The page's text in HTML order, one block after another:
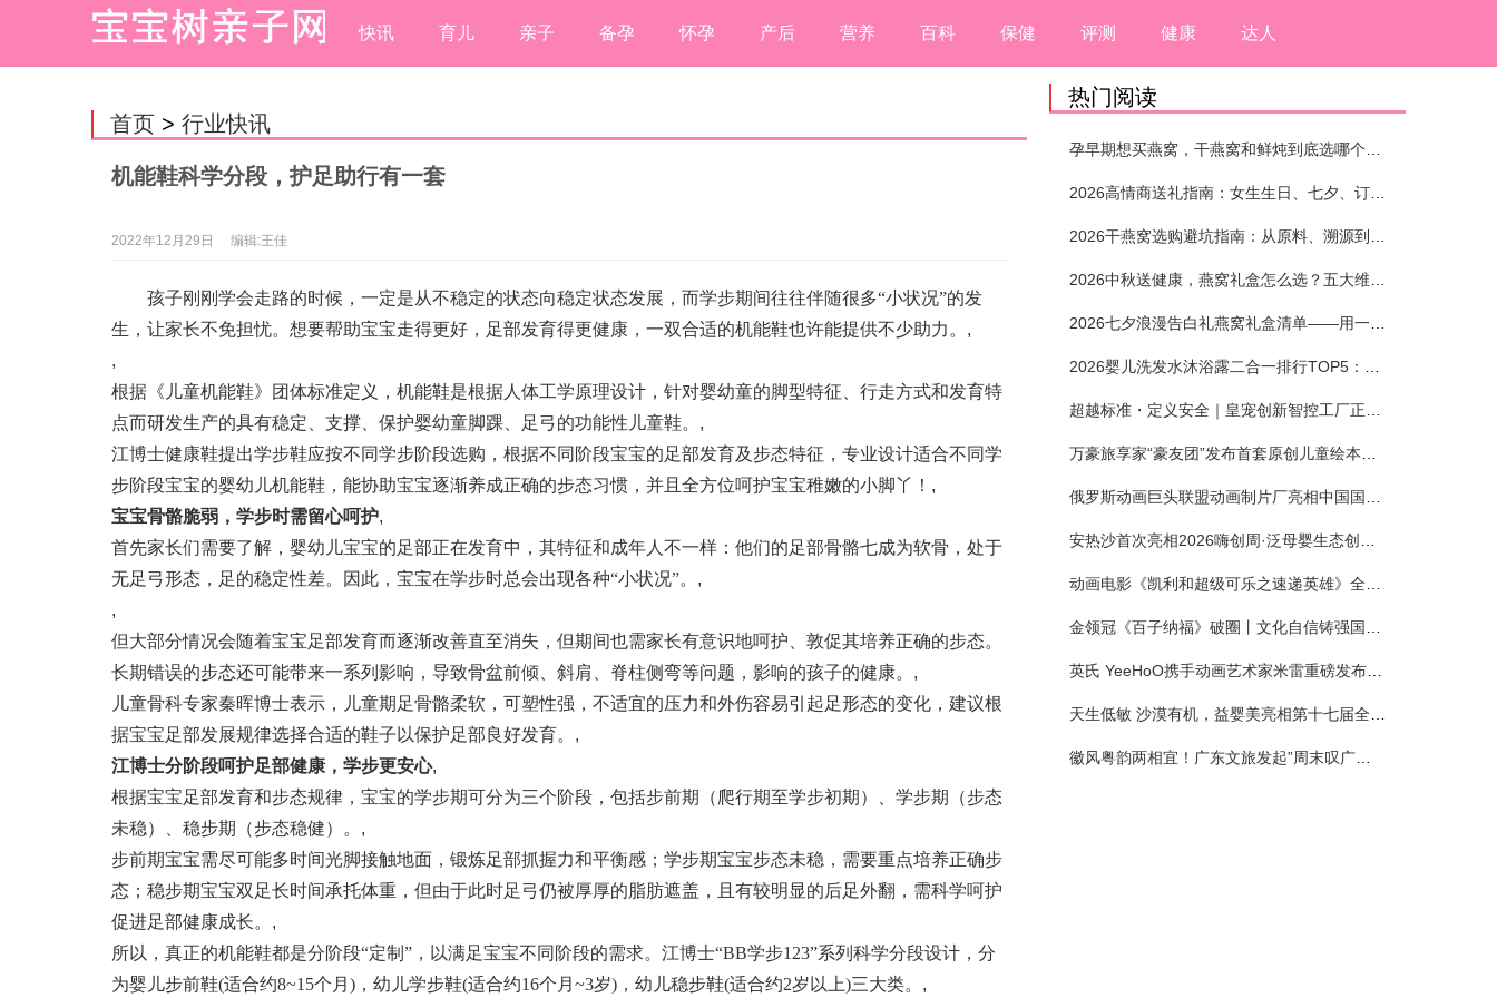
快讯 育儿 亲子 备孕 怀孕 产后 营养 百科 保健 评测 健康 达人
首页 > 行业快讯
机能鞋科学分段，护足助行有一套
2022年12月29日 编辑:王佳
孩子刚刚学会走路的时候，一定是从不稳定的状态向稳定状态发展，而学步期间往往伴随很多“小状况”的发
生，让家长不免担忧。想要帮助宝宝走得更好，足部发育得更健康，一双合适的机能鞋也许能提供不少助力。 ,
,
根据《儿童机能鞋》团体标准定义，机能鞋是根据人体工学原理设计，针对婴幼童的脚型特征、行走方式和发育特
点而研发生产的具有稳定、支撑、保护婴幼童脚踝、足弓的功能性儿童鞋。 ,
江博士健康鞋提出学步鞋应按不同学步阶段选购，根据不同阶段宝宝的足部发育及步态特征，专业设计适合不同学
步阶段宝宝的婴幼儿机能鞋，能协助宝宝逐渐养成正确的步态习惯，并且全方位呵护宝宝稚嫩的小脚丫！ ,
宝宝骨骼脆弱，学步时需留心呵护,
首先家长们需要了解，婴幼儿宝宝的足部正在发育中，其特征和成年人不一样：他们的足部骨骼七成为软骨，处于
无足弓形态，足的稳定性差。因此，宝宝在学步时总会出现各种“小状况”。 ,
,
但大部分情况会随着宝宝足部发育而逐渐改善直至消失，但期间也需家长有意识地呵护、敦促其培养正确的步态。
长期错误的步态还可能带来一系列影响，导致骨盆前倾、斜肩、脊柱侧弯等问题，影响的孩子的健康。 ,
儿童骨科专家秦晖博士表示，儿童期足骨骼柔软，可塑性强，不适宜的压力和外伤容易引起足形态的变化，建议根
据宝宝足部发展规律选择合适的鞋子以保护足部良好发育。 ,
江博士分阶段呵护足部健康，学步更安心,
根据宝宝足部发育和步态规律，宝宝的学步期可分为三个阶段，包括步前期（爬行期至学步初期）、学步期（步态
未稳）、稳步期（步态稳健）。 ,
步前期宝宝需尽可能多时间光脚接触地面，锻炼足部抓握力和平衡感；学步期宝宝步态未稳，需要重点培养正确步
态；稳步期宝宝双足长时间承托体重，但由于此时足弓仍被厚厚的脂肪遮盖，且有较明显的后足外翻，需科学呵护
促进足部健康成长。 ,
所以，真正的机能鞋都是分阶段“定制”，以满足宝宝不同阶段的需求。江博士“BB学步123”系列科学分段设计，分
为婴儿步前鞋(适合约8~15个月)，幼儿学步鞋(适合约16个月~3岁)，幼儿稳步鞋(适合约2岁以上)三大类。 ,
热门阅读